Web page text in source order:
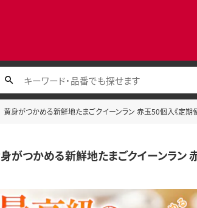
黄身がつかめる新鮮地たまごクイーンラン 赤玉50個入《定期
がつかめる新鮮地たまごクイーンラン